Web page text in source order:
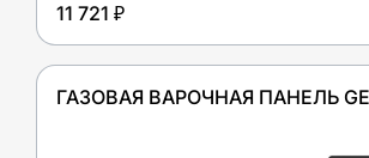
11 721 ₽
ГАЗОВАЯ ВАРОЧНАЯ ПАНЕЛЬ